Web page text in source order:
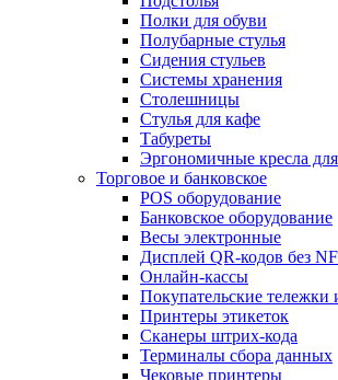
Полки для обуви
Полубарные стулья
Сидения стульев
Системы хранения
Столешницы
Стулья для кафе
Табуреты
Эргономичные кресла
Торговое и банковское
POS оборудование
Банковское оборудование
Весы электронные
Дисплей QR-кодов без
Онлайн-кассы
Покупательские тележки
Принтеры этикеток
Сканеры штрих-кода
Терминалы сбора данных
Чековые принтеры